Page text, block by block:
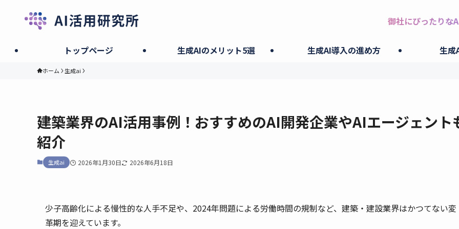
トップページ 生成AIのメリット5選 生成AI導入の進め方 生成
御社にぴったりな
ホーム 生成ai
建築業界のAI活用事例！おすすめのAI開発企業やAIエージェント
紹介
生成ai 2026年1月30日 2026年6月18日
少子高齢化による慢性的な人手不足や、2024年問題による労働時間の規制など、建築・建設業界はかつてない変
革期を迎えています。